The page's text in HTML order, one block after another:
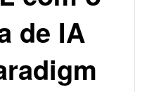
de IA